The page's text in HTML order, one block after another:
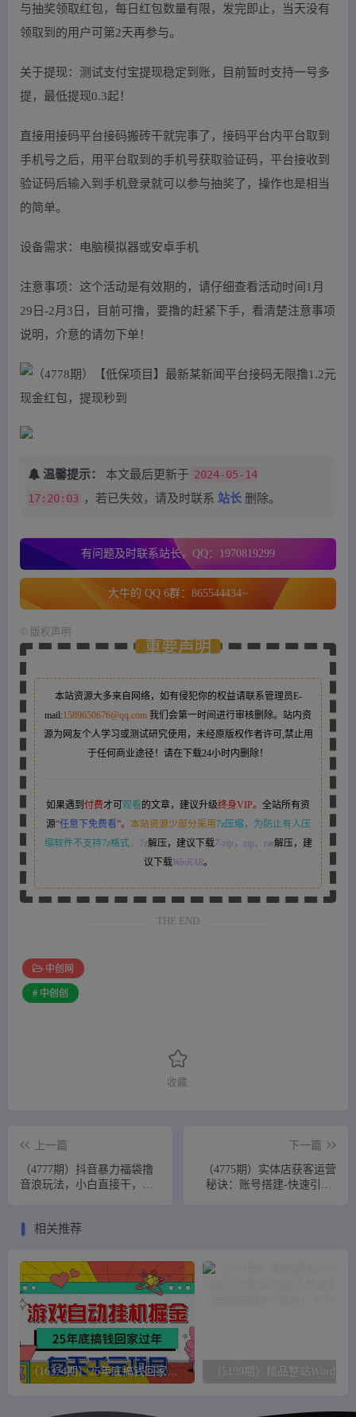
与抽奖领取红包，每日红包数量有限，发完即止，当天没有
领取到的用户可第2天再参与。
关于提现：测试支付宝提现稳定到账，目前暂时支持一号多
提，最低提现0.3起！
直接用接码平台接码搬砖干就完事了，接码平台内平台取到
手机号之后，用平台取到的手机号获取验证码，平台接收到
验证码后输入到手机登录就可以参与抽奖了，操作也是相当
的简单。
设备需求：电脑模拟器或安卓手机
注意事项：这个活动是有效期的，请仔细查看活动时间1月
29日-2月3日，目前可撸，要撸的赶紧下手，看清楚注意事项
说明，介意的请勿下单！
温馨提示： 本文最后更新于 2024-05-14
17:20:03 ，若已失效，请及时联系 站长 删除。
有问题及时联系站长，QQ：1970819299
大牛的 QQ 6群：865544434~
版权声明
重要声明
本站资源大多来自网络，如有侵犯你的权益请联系管理员E-
mail:1589650676@qq.com 我们会第一时间进行审核删除。站内资
源为网友个人学习或测试研究使用，未经原版权作者许可,禁止用
于任何商业途径！请在下载24小时内删除！
如果遇到 付费才可 观看 的文章，建议升级终身VIP。 全站所有资
源“任意下免费看”。 本站资源少部分采用7z压缩，
为防止有人压
缩软件不支持7z格式，7z解压，建议下载7-zip，zip、rar解压，建
议下载WinRAR。
THE END
中创网
# 中创创
收藏
上一篇
（4777期）抖音暴力福袋撸
音浪玩法，小白直接干，每
下一篇
（4775期）实体店获客运营
秘诀：账号搭建-快速引流-
相关推荐
（16374期）25年底搞钱回家过年，自动游戏挂机掘金，日入千元！